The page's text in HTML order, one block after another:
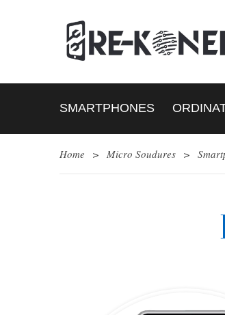
SMARTPHONES
Home > Micro Soudures >